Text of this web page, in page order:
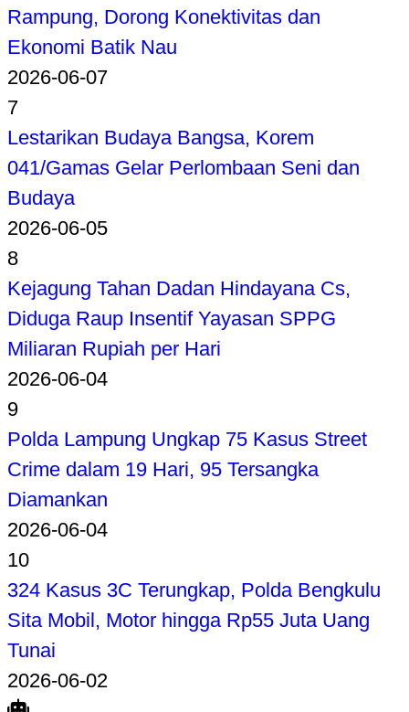
Rampung, Dorong Konektivitas dan
Ekonomi Batik Nau
2026-06-07
7
Lestarikan Budaya Bangsa, Korem
041/Gamas Gelar Perlombaan Seni dan
Budaya
2026-06-05
8
Kejagung Tahan Dadan Hindayana Cs,
Diduga Raup Insentif Yayasan SPPG
Miliaran Rupiah per Hari
2026-06-04
9
Polda Lampung Ungkap 75 Kasus Street
Crime dalam 19 Hari, 95 Tersangka
Diamankan
2026-06-04
10
324 Kasus 3C Terungkap, Polda Bengkulu
Sita Mobil, Motor hingga Rp55 Juta Uang
Tunai
2026-06-02